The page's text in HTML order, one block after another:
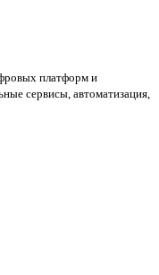
платформ и
сервисы, автоматизация,